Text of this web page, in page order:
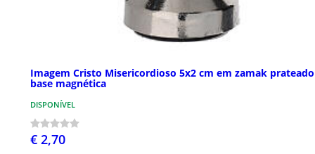
Imagem Cristo Misericordioso 5x2 cm em zamak prateado
base magnética
DISPONÍVEL
€ 2,70